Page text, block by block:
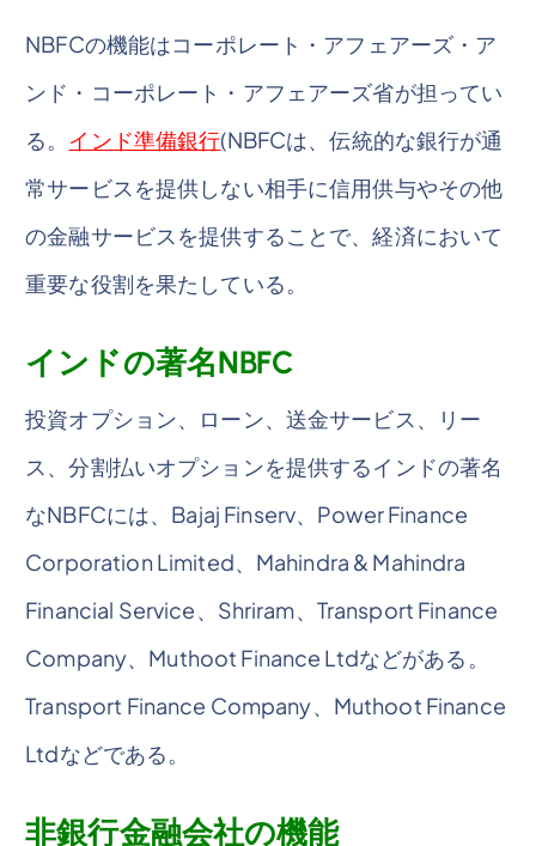
NBFCの機能はコーポレート・アフェアーズ・ア
ンド・コーポレート・アフェアーズ省が担ってい
る。 インド準備銀行(NBFCは、伝統的な銀行が通
常サービスを提供しない相手に信用供与やその他
の金融サービスを提供することで、経済において
重要な役割を果たしている。
インドの著名NBFC
投資オプション、ローン、送金サービス、リー
ス、分割払いオプションを提供するインドの著名
なNBFCには、Bajaj Finserv、Power Finance
Corporation Limited、Mahindra & Mahindra
Financial Service、Shriram、Transport Finance
Company、Muthoot Finance Ltdなどがある。
Transport Finance Company、Muthoot Finance
Ltdなどである。
非銀行金融会社の機能